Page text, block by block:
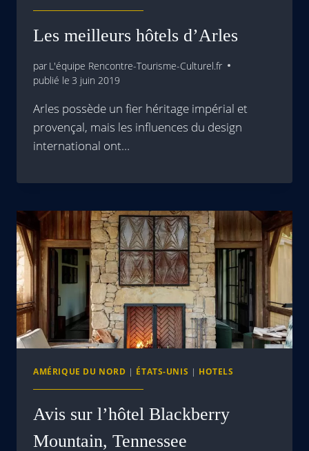
Les meilleurs hôtels d’Arles
par L'équipe Rencontre-Tourisme-Culturel.fr
publié le 3 juin 2019
Arles possède un fier héritage impérial et
provençal, mais les influences du design
international ont…
AMÉRIQUE DU NORD | ÉTATS-UNIS | HOTELS
Avis sur l’hôtel Blackberry
Mountain, Tennessee